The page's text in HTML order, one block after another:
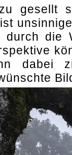
gesellt
durch die
dabei